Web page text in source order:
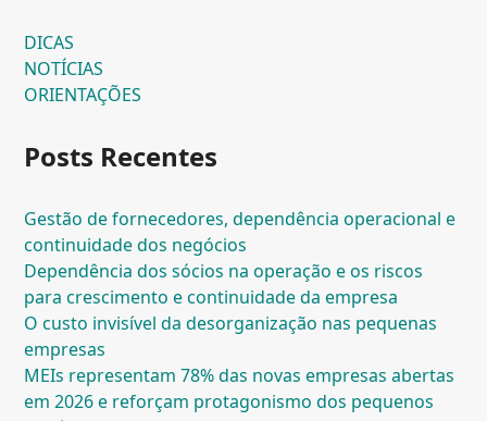
DICAS
NOTÍCIAS
ORIENTAÇÕES
Posts Recentes
Gestão de fornecedores, dependência operacional e
continuidade dos negócios
Dependência dos sócios na operação e os riscos
para crescimento e continuidade da empresa
O custo invisível da desorganização nas pequenas
empresas
MEIs representam 78% das novas empresas abertas
em 2026 e reforçam protagonismo dos pequenos